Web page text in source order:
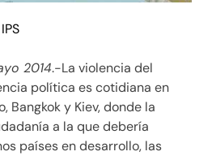
IPS
2014.-La violencia del
política es cotidiana en
Bangkok y Kiev, donde la
a la que debería
países en desarrollo, las